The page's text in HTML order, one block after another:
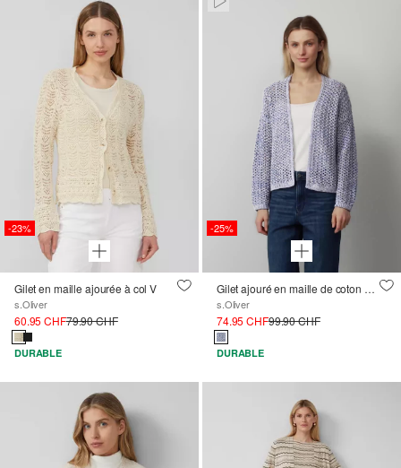
-23%
Gilet en maille ajourée à col V
s.Oliver
60.95 CHF79.90 CHF
DURABLE
-25%
Gilet ajouré en maille de coton mélangé
s.Oliver
74.95 CHF99.90 CHF
DURABLE